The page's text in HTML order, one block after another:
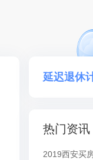
延迟退休
热门资讯
2019西安买